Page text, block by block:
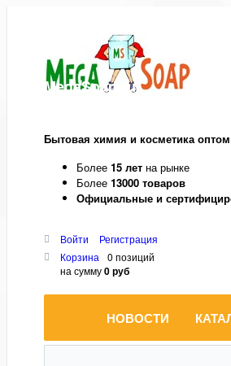
MegaSoap.ru
Бытовая химия и косметика
Более 15 лет на рынке
Более 13000 товаров
Официальные и
Войти
Регистрация
Корзина
0 позиций
на сумму0 руб
НОВОСТИ